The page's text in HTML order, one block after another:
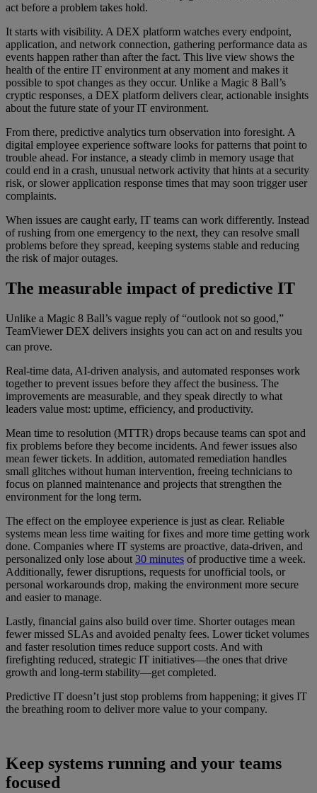
act before a problem takes hold.
It starts with visibility. A DEX platform watches every endpoint,
application, and network connection, gathering performance data as
events happen rather than after the fact. This live view shows the
health of the entire IT environment at any moment and makes it
possible to spot changes as they occur. Unlike a Magic 8 Ball’s
cryptic responses, a DEX platform delivers clear, actionable insights
about the future state of your IT environment.
From there, predictive analytics turn observation into foresight. A
digital employee experience software looks for patterns that point to
trouble ahead. For instance, a steady climb in memory usage that
could end in a crash, unusual network activity that hints at a security
risk, or slower application response times that may soon trigger user
complaints.
When issues are caught early, IT teams can work differently. Instead
of rushing from one emergency to the next, they can resolve small
problems before they spread, keeping systems stable and reducing
the risk of major outages.
The measurable impact of predictive IT
Unlike a Magic 8 Ball’s vague reply of “outlook not so good,”
TeamViewer DEX delivers insights you can act on and results you
can prove.
Real-time data, AI-driven analysis, and automated responses work
together to prevent issues before they affect the business. The
improvements are measurable, and they speak directly to what
leaders value most: uptime, efficiency, and productivity.
Mean time to resolution (MTTR) drops because teams can spot and
fix problems before they become incidents. And fewer issues also
mean fewer tickets. In addition, automated remediation handles
small glitches without human intervention, freeing technicians to
focus on planned maintenance and projects that strengthen the
environment for the long term.
The effect on the employee experience is just as clear. Reliable
systems mean less time waiting for fixes and more time getting work
done. Companies where IT systems are proactive, data-driven, and
personalized only lose about 30 minutes of productive time a week.
Additionally, fewer disruptions, requests for unofficial tools, or
personal workarounds drop, making the environment more secure
and easier to manage.
Lastly, financial gains also build over time. Shorter outages mean
fewer missed SLAs and avoided penalty fees. Lower ticket volumes
and faster resolution times reduce support costs. And with
firefighting reduced, strategic IT initiatives—the ones that drive
growth and long-term stability—get completed.
Predictive IT doesn’t just stop problems from happening; it gives IT
the breathing room to deliver more value to your company.
Keep systems running and your teams
focused